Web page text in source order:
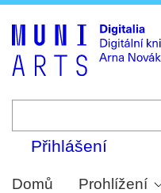
Přihlášení
Domů Prohlížení